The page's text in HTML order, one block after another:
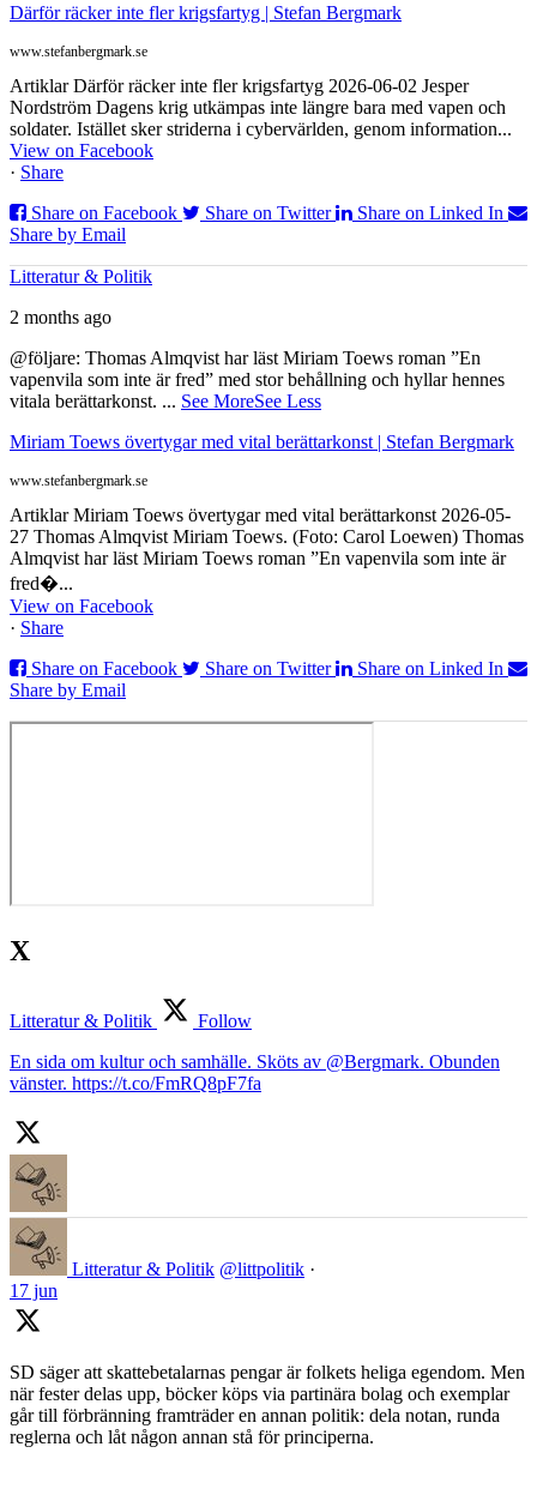
Därför räcker inte fler krigsfartyg | Stefan Bergmark
www.stefanbergmark.se
Artiklar Därför räcker inte fler krigsfartyg 2026-06-02 Jesper
Nordström Dagens krig utkämpas inte längre bara med vapen och
soldater. Istället sker striderna i cybervärlden, genom information...
View on Facebook
· Share
Share on Facebook
Share on Twitter
Share on Linked In
Share by Email
Litteratur & Politik
2 months ago
@följare: Thomas Almqvist har läst Miriam Toews roman ”En
vapenvila som inte är fred” med stor behållning och hyllar hennes
vitala berättarkonst. ... See MoreSee Less
Miriam Toews övertygar med vital berättarkonst | Stefan Bergmark
www.stefanbergmark.se
Artiklar Miriam Toews övertygar med vital berättarkonst 2026-05-
27 Thomas Almqvist Miriam Toews. (Foto: Carol Loewen) Thomas
Almqvist har läst Miriam Toews roman ”En vapenvila som inte är
fred�...
View on Facebook
· Share
Share on Facebook
Share on Twitter
Share on Linked In
Share by Email
X
Litteratur & Politik
Follow
En sida om kultur och samhälle. Sköts av @Bergmark. Obunden
vänster. https://t.co/FmRQ8pF7fa
Litteratur & Politik @littpolitik ·
17 jun
SD säger att skattebetalarnas pengar är folkets heliga egendom. Men
när fester delas upp, böcker köps via partinära bolag och exemplar
går till förbränning framträder en annan politik: dela notan, runda
reglerna och låt någon annan stå för principerna.